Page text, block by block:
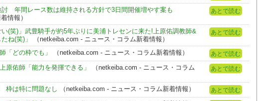
年間レース数は維持される方針で3日間開催増やす案も
情報）
あとで読む
(笑)」武豊騎手が約5年ぶりに美浦トレセンに来た!上原佑調教師&
ね(笑)」
（netkeiba.com - ニュース・コラム新着情報）
あとで読む
「どの枠でも」 （netkeiba.com - ニュース・コラム新着情報） あとで読む
原佑師「能力を発揮できる」
（netkeiba.com - ニュース・コラム
あとで読む
枠は特に問題なし （netkeiba.com - ニュース・コラム新着情報） あとで読む